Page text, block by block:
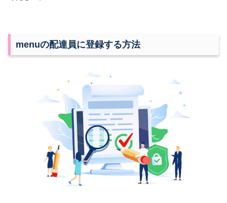
menuの配達員に登録する方法